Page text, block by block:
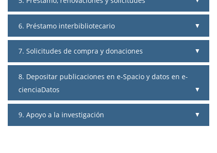
6. Préstamo interbibliotecario
7. Solicitudes de compra y donaciones
8. Depositar publicaciones en e-Spacio y datos en e-
cienciaDatos
9. Apoyo a la investigación